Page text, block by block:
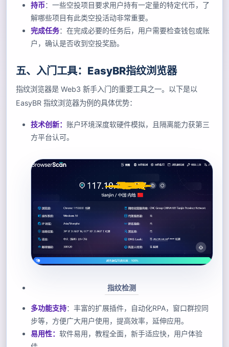
持币：一些空投项目要求用户持有一定量的特定代币，了
解哪些项目有此类空投活动非常重要。
完成任务：在完成必要的任务后，用户需要检查钱包或账
户，确认是否收到空投奖励。
五、入门工具：EasyBR指纹浏览器
指纹浏览器是 Web3 新手入门的重要工具之一。以下是以
EasyBR 指纹浏览器为例的具体优势：
技术创新： 账户环境深度软硬件模拟，且隔离能力获第三
方平台认可。
指纹检测
多功能支持：丰富的扩展插件，自动化RPA，窗口群控同
步等，方便广大用户使用，提高效率，延伸应用。
易用性： 软件易用，教程全面，新手适应快，用户体验